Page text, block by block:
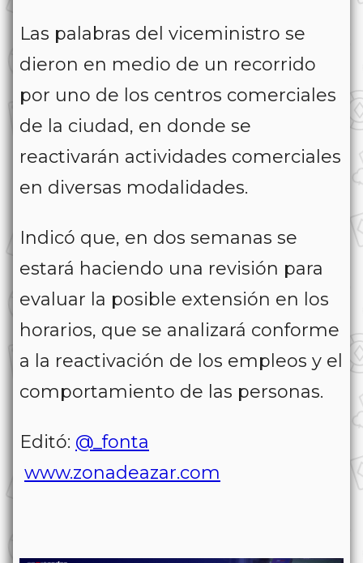
Las palabras del viceministro se
dieron en medio de un recorrido
por uno de los centros comerciales
de la ciudad, en donde se
reactivarán actividades comerciales
en diversas modalidades.
Indicó que, en dos semanas se
estará haciendo una revisión para
evaluar la posible extensión en los
horarios, que se analizará conforme
a la reactivación de los empleos y el
comportamiento de las personas.
Editó: @_fonta
www.zonadeazar.com